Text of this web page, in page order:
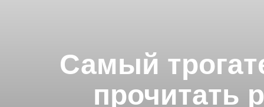
Самый
прочитать